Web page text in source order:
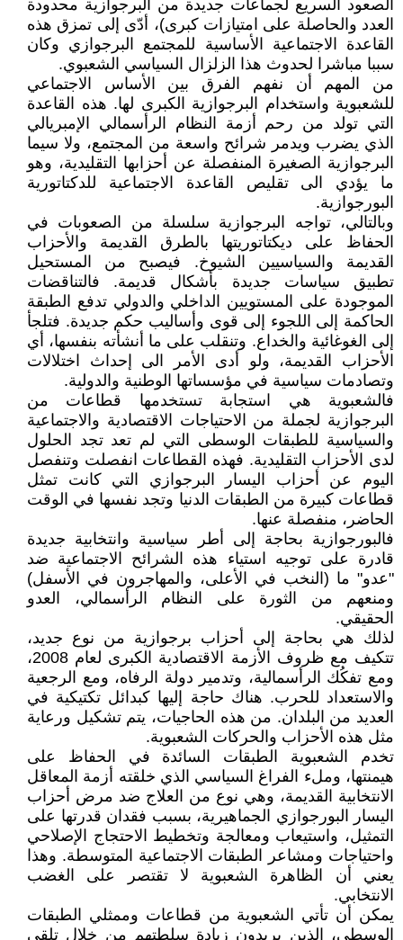
الصعود السريع لجماعات جديدة من البرجوازية محدودة
العدد والحاصلة على امتيازات كبرى)، أدّى إلى تمزق هذه
القاعدة الاجتماعية الأساسية للمجتمع البرجوازي وكان
سببا مباشرا لحدوث هذا الزلزال السياسي الشعبوي.
من المهم أن نفهم الفرق بين الأساس الاجتماعي
للشعبوية واستخدام البرجوازية الكبرى لها. هذه القاعدة
التي تولد من رحم أزمة النظام الرأسمالي الإمبريالي
الذي يضرب ويدمر شرائح واسعة من المجتمع، ولا سيما
البرجوازية الصغيرة المنفصلة عن أحزابها التقليدية، وهو
ما يؤدي الى تقليص القاعدة الاجتماعية للدكتاتورية
البورجوازية.
وبالتالي، تواجه البرجوازية سلسلة من الصعوبات في
الحفاظ على ديكتاتوريتها بالطرق القديمة والأحزاب
القديمة والسياسيين الشيوخ. فيصبح من المستحيل
تطبيق سياسات جديدة بأشكال قديمة. فالتناقضات
الموجودة على المستويين الداخلي والدولي تدفع الطبقة
الحاكمة إلى اللجوء إلى قوى وأساليب حكم جديدة. فتلجأ
إلى الغوغائية والخداع. وتنقلب على ما أنشأته بنفسها، أي
الأحزاب القديمة، ولو أدى الأمر الى إحداث اختلالات
وتصادمات سياسية في مؤسساتها الوطنية والدولية.
فالشعبوية هي استجابة تستخدمها قطاعات من
البرجوازية لجملة من الاحتياجات الاقتصادية والاجتماعية
والسياسية للطبقات الوسطى التي لم تعد تجد الحلول
لدى الأحزاب التقليدية. فهذه القطاعات انفصلت وتنفصل
اليوم عن أحزاب اليسار البرجوازي التي كانت تمثل
قطاعات كبيرة من الطبقات الدنيا وتجد نفسها في الوقت
الحاضر، منفصلة عنها.
فالبورجوازية بحاجة إلى أطر سياسية وانتخابية جديدة
قادرة على توجيه استياء هذه الشرائح الاجتماعية ضد
"عدو" ما (النخب في الأعلى، والمهاجرون في الأسفل)
ومنعهم من الثورة على النظام الرأسمالي، العدو
الحقيقي.
لذلك هي بحاجة إلى أحزاب برجوازية من نوع جديد،
تتكيف مع ظروف الأزمة الاقتصادية الكبرى لعام 2008،
ومع تفكُك الرأسمالية، وتدمير دولة الرفاه، ومع الرجعية
والاستعداد للحرب. هناك حاجة إليها كبدائل تكتيكية في
العديد من البلدان. من هذه الحاجيات، يتم تشكيل ورعاية
مثل هذه الأحزاب والحركات الشعبوية.
تخدم الشعبوية الطبقات السائدة في الحفاظ على
هيمنتها، وملء الفراغ السياسي الذي خلقته أزمة المعاقل
الانتخابية القديمة، وهي نوع من العلاج ضد مرض أحزاب
اليسار البورجوازي الجماهيرية، بسبب فقدان قدرتها على
التمثيل، واستيعاب ومعالجة وتخطيط الاحتجاج الإصلاحي
واحتياجات ومشاعر الطبقات الاجتماعية المتوسطة. وهذا
يعني أن الظاهرة الشعبوية لا تقتصر على الغضب
الانتخابي.
يمكن أن تأتي الشعبوية من قطاعات وممثلي الطبقات
الوسطى، الذين يريدون زيادة سلطتهم من خلال تلقي